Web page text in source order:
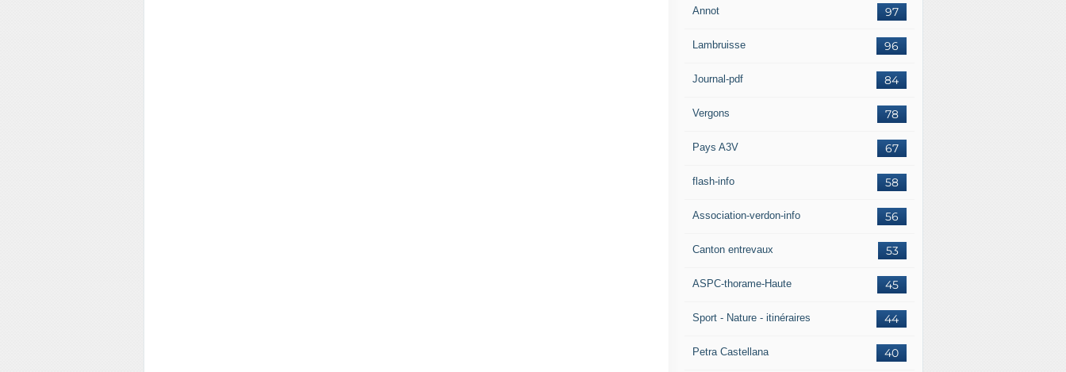
97
Annot
96
Lambruisse
84
Journal-pdf
78
Vergons
67
Pays A3V
58
flash-info
56
Association-verdon-info
53
Canton entrevaux
45
ASPC-thorame-Haute
44
Sport - Nature - itinéraires
40
Petra Castellana